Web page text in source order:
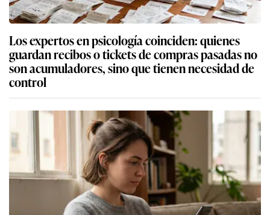
Los expertos en psicología coinciden: quienes
guardan recibos o tickets de compras pasadas no
son acumuladores, sino que tienen necesidad de
control